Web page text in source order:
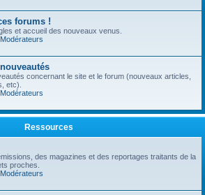
forums !
et accueil des nouveaux venus.
Modérateurs
concernant le site et le forum (nouveaux articles,
etc).
Modérateurs
Ressources
des magazines et des reportages traitants de la
proches.
Modérateurs